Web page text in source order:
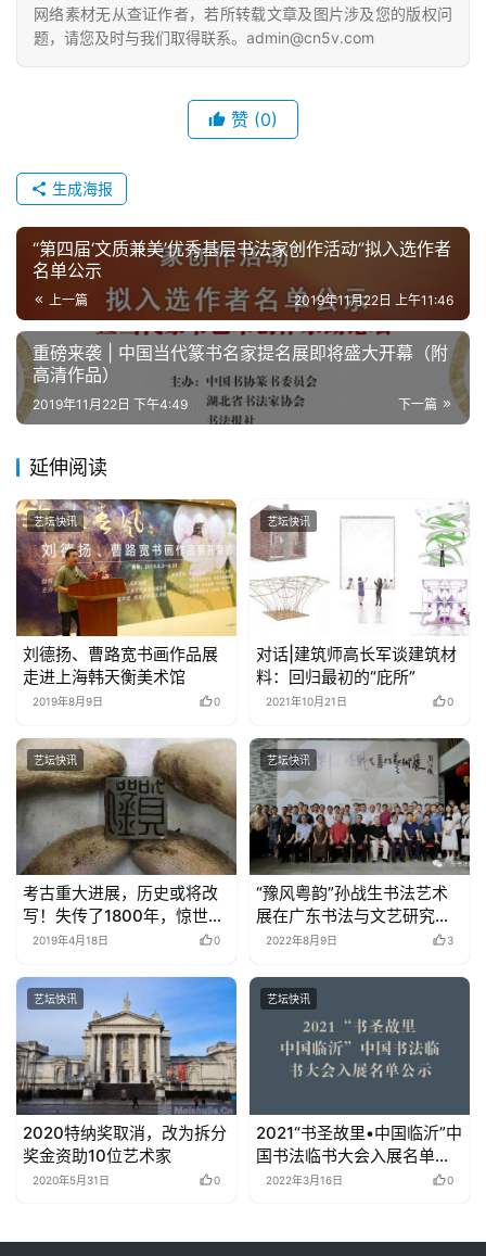
网络素材无从查证作者，若所转载文章及图片涉及您的版权问
题，请您及时与我们取得联系。admin@cn5v.com
赞 (0)
生成海报
“第四届‘文质兼美’优秀基层书法家创作活动”拟入选作者
名单公示
上一篇 2019年11月22日 上午11:46
重磅来袭 | 中国当代篆书名家提名展即将盛大开幕（附
高清作品）
下一篇
2019年11月22日 下午4:49
延伸阅读
艺坛快讯
刘德扬、曹路宽书画作品展
走进上海韩天衡美术馆
2019年8月9日 0
艺坛快讯
对话|建筑师高长军谈建筑材
料：回归最初的“庇所”
2021年10月21日 0
艺坛快讯
考古重大进展，历史或将改
写！失传了1800年，惊世出
土！ –
2019年4月18日 0
艺坛快讯
“豫风粤韵”孙战生书法艺术
展在广东书法与文艺研究院
开幕
2022年8月9日 3
艺坛快讯
2020特纳奖取消，改为拆分
奖金资助10位艺术家
2020年5月31日 0
艺坛快讯
2021“书圣故里•中国临沂”中
国书法临书大会入展名单公
示2022年3月16日 0